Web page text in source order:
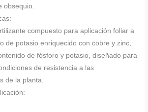
obsequio.
compuesto para aplicación foliar a
de potasio enriquecido con cobre y zinc,
de fósforo y potasio, diseñado para
de resistencia a las
de la planta.